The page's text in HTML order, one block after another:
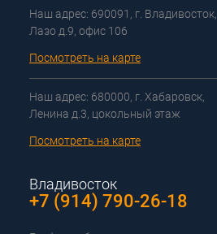
Наш адрес: 690091, г. Владивосток,
Лазо д.9, офис 106
Посмотреть на карте
Наш адрес: 680000, г. Хабаровск,
Ленина д.3, цокольный этаж
Посмотреть на карте
Владивосток
+7 (914) 790-26-18